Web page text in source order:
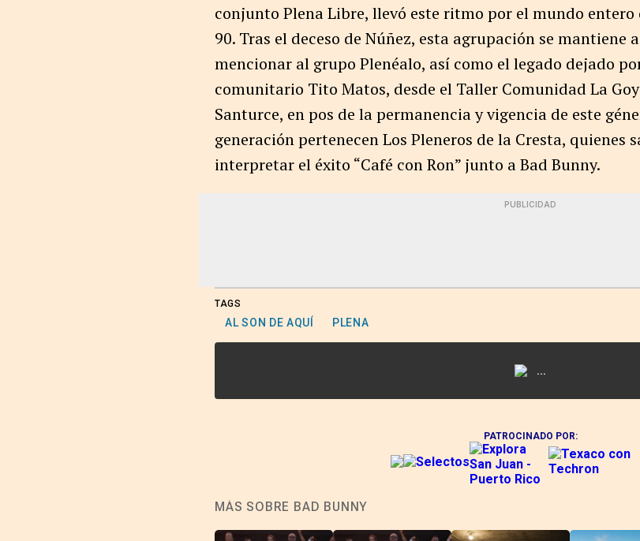
conjunto Plena Libre, llevó este ritmo por el mundo entero
90. Tras el deceso de Núñez, esta agrupación se mantiene
mencionar al grupo Plenéalo, así como el legado dejado
comunitario Tito Matos, desde el Taller Comunidad La
Santurce, en pos de la permanencia y vigencia de este
generación pertenecen Los Pleneros de la Cresta, quienes
interpretar el éxito “Café con Ron” junto a Bad Bunny.
PUBLICIDAD
TAGS
AL SON DE AQUÍ PLENA
...
PATROCINADO POR:
MÁS SOBRE BAD BUNNY